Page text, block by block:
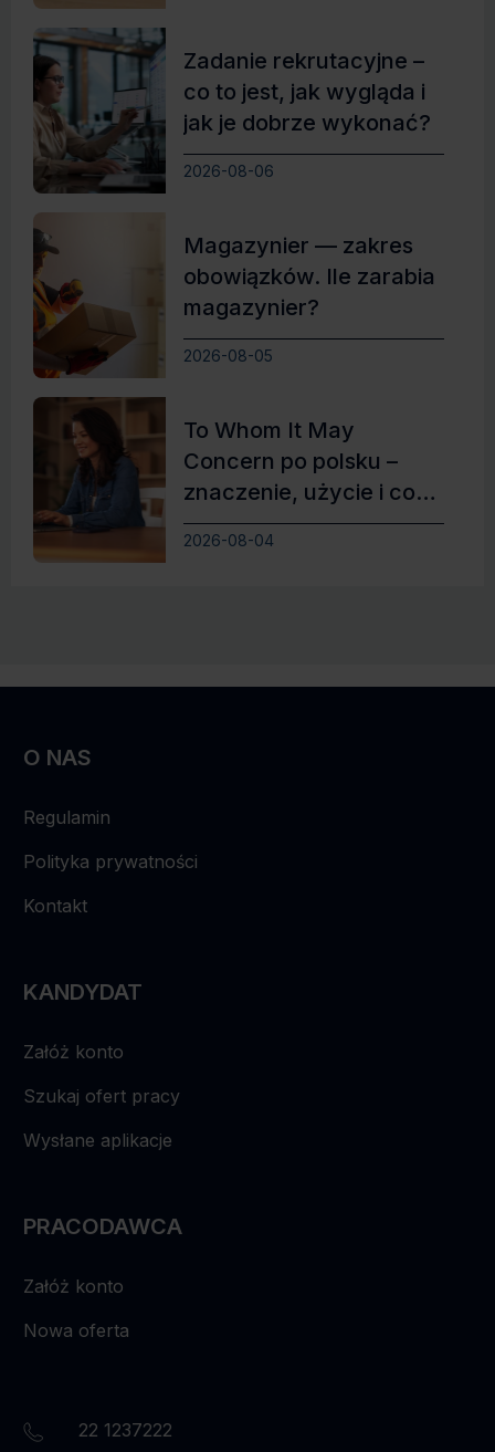
Zadanie rekrutacyjne –
co to jest, jak wygląda i
jak je dobrze wykonać?
2026-08-06
Magazynier — zakres
obowiązków. Ile zarabia
magazynier?
2026-08-05
To Whom It May
Concern po polsku –
znaczenie, użycie i co
zamiast
2026-08-04
22 1237222
O NAS
Regulamin
Polityka prywatności
Kontakt
KANDYDAT
Załóż konto
Szukaj ofert pracy
Wysłane aplikacje
PRACODAWCA
Załóż konto
Nowa oferta